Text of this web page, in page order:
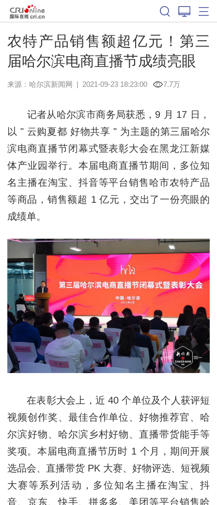
农特产品销售额超亿元！第三
届哈尔滨电商直播节成绩亮眼
来源： 哈尔滨新闻网 | 2021-09-23 18:23:00 7.7万
记者从哈尔滨市商务局获悉，9 月 17 日，
以 " 云购夏都 好物共享 " 为主题的第三届哈尔
滨电商直播节闭幕式暨表彰大会在黑龙江新媒
体产业园举行。本届电商直播节期间，多位知
名主播在淘宝、抖音等平台销售哈市农特产品
等商品，销售额超 1 亿元，交出了一份亮眼的
成绩单。
在表彰大会上，近 40 个单位及个人获评短
视频创作奖、最佳合作单位、好物推荐官、哈
尔滨好物、哈尔滨乡村好物、直播带货能手等
奖项。本届电商直播节历时 1 个月，期间开展
选品会、直播带货 PK 大赛、好物评选、短视频
大赛等系列活动，多位知名主播在淘宝、抖
音、京东、快手、拼多多、美团等平台销售哈